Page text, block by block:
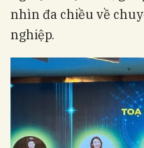
nhìn đa chiều về
nghiệp.